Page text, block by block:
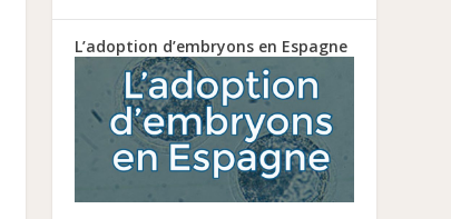
L’adoption d’embryons en Espagne